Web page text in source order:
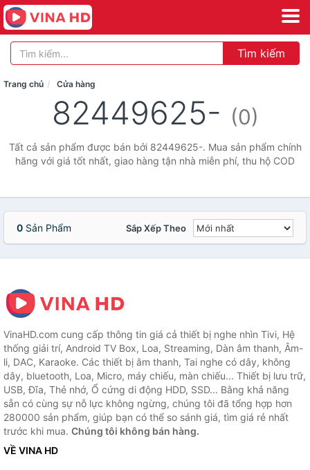
Tìm kiếm
Trang chủ Cửa hàng
82449625- (0)
Tất cả sản phẩm được bán bởi 82449625-. Mua sản phẩm chính
hãng với giá tốt nhất, giao hàng tận nhà miễn phí, thu hộ COD
0 Sản Phẩm Sắp Xếp Theo
VinaHD.com cung cấp thông tin giá cả thiết bị nghe nhìn Tivi, Hệ
thống giải trí, Android TV Box, Loa, Streaming, Dàn âm thanh, Âm-
li, DAC, Karaoke. Các thiết bị âm thanh, Tai nghe có dây, không
dây, bluetooth, Loa, Micro, máy chiếu, màn chiếu... Thiết bị lưu trữ,
USB, Đĩa, Thẻ nhớ, Ổ cứng di động HDD, SSD... Bằng khả năng
sẵn có cùng sự nỗ lực không ngừng, chúng tôi đã tổng hợp hơn
280000 sản phẩm, giúp bạn có thể so sánh giá, tìm giá rẻ nhất
trước khi mua. Chúng tôi không bán hàng.
VỀ VINA HD